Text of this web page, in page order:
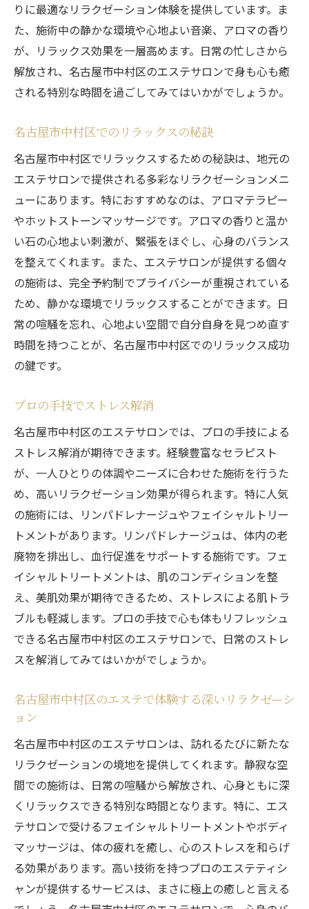
心と体のバランスを整えるエステ
静寂の中で極上のエステ体験を名古屋市中村区
で堪能
名古屋市中村区の静かなエステサロン
極上のエステメニューを紹介
名古屋市中村区での極上体験
エステで得られるリラクゼーション効果
名古屋市中村区の癒しのスポット
名古屋市中村区のエステサロンが提供する特別
な癒し
名古屋市中村区でしか体験できないエステ
特別なひとときを提供するエステサロン
心身のストレスを解消する施術
名古屋市中村区のエステサロンの特徴
名古屋市中村区の隠れ家エステで日常を忘れる
至福の時間
日常から解放されるエステ体験
心からリラックスできるサロン
名古屋市中村区のエステサロンの魅力
特別な時間を過ごすためのポイント
名古屋市中村区のエステで得られる癒し
隠れ家エステサロンのおすすめ
りに最適なリラクゼーション体験を提供しています。ま
た、施術中の静かな環境や心地よい音楽、アロマの香り
が、リラックス効果を一層高めます。日常の忙しさから
解放され、名古屋市中村区のエステサロンで身も心も癒
される特別な時間を過ごしてみてはいかがでしょうか。
名古屋市中村区でのリラックスの秘訣
名古屋市中村区でリラックスするための秘訣は、地元の
エステサロンで提供される多彩なリラクゼーションメニ
ューにあります。特におすすめなのは、アロマテラピー
やホットストーンマッサージです。アロマの香りと温か
い石の心地よい刺激が、緊張をほぐし、心身のバランス
を整えてくれます。また、エステサロンが提供する個々
の施術は、完全予約制でプライバシーが重視されている
ため、静かな環境でリラックスすることができます。日
常の喧騒を忘れ、心地よい空間で自分自身を見つめ直す
時間を持つことが、名古屋市中村区でのリラックス成功
の鍵です。
プロの手技でストレス解消
名古屋市中村区のエステサロンでは、プロの手技による
ストレス解消が期待できます。経験豊富なセラピスト
が、一人ひとりの体調やニーズに合わせた施術を行うた
め、高いリラクゼーション効果が得られます。特に人気
の施術には、リンパドレナージュやフェイシャルトリー
トメントがあります。リンパドレナージュは、体内の老
廃物を排出し、血行促進をサポートする施術です。フェ
イシャルトリートメントは、肌のコンディションを整
え、美肌効果が期待できるため、ストレスによる肌トラ
ブルも軽減します。プロの手技で心も体もリフレッシュ
できる名古屋市中村区のエステサロンで、日常のストレ
スを解消してみてはいかがでしょうか。
名古屋市中村区のエステで体験する深いリラクゼーシ
ョン
名古屋市中村区のエステサロンは、訪れるたびに新たな
リラクゼーションの境地を提供してくれます。静寂な空
間での施術は、日常の喧騒から解放され、心身ともに深
くリラックスできる特別な時間となります。特に、エス
テサロンで受けるフェイシャルトリートメントやボディ
マッサージは、体の疲れを癒し、心のストレスを和らげ
る効果があります。高い技術を持つプロのエステティシ
ャンが提供するサービスは、まさに極上の癒しと言える